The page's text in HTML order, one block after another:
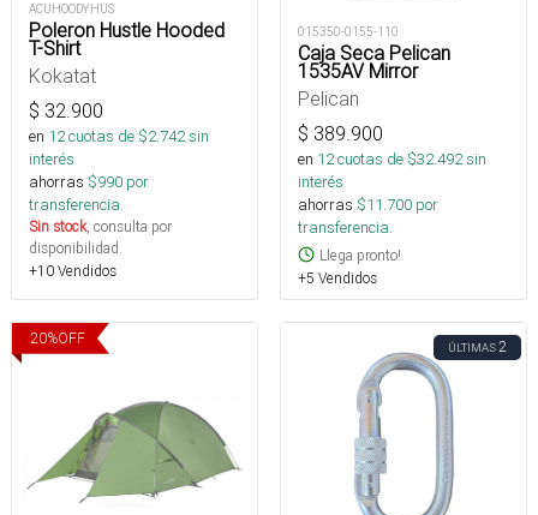
ACUHOODYHUS
Poleron Hustle Hooded
T-Shirt
Kokatat
$ 32.900
en 12cuotas de $2.742sin
interés
ahorras $990 por
transferencia.
Sin stock, consulta por
disponibilidad.
+10 Vendidos
015350-0155-110
Caja Seca Pelican
1535AV Mirror
Pelican
$ 389.900
en 12cuotas de $32.492sin
interés
ahorras $11.700 por
transferencia.
Llega pronto!
+5 Vendidos
20%OFF
ÚLTIMAS2